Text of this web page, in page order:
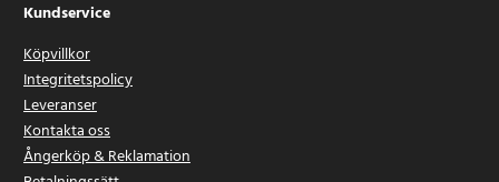
Kundservice
Köpvillkor
Integritetspolicy
Leveranser
Kontakta oss
Ångerköp & Reklamation